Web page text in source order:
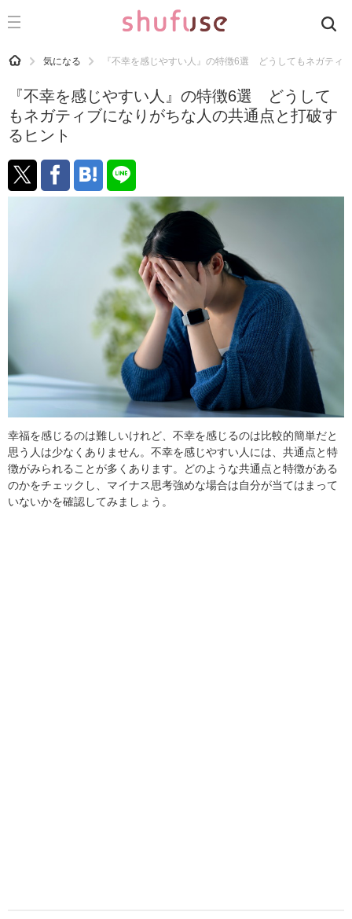
CATEGORY 記事カテゴリ
運気
洗濯
生活の知恵
お金
HOME 気になる 『不幸を感じやすい人』の特徴6選 どうしてもネガティ
『不幸を感じやすい人』の特徴6選 どうして
もネガティブになりがちな人の共通点と打破す
るヒント
幸福を感じるのは難しいけれど、不幸を感じるのは比較的簡単だと
思う人は少なくありません。不幸を感じやすい人には、共通点と特
徴がみられることが多くあります。どのような共通点と特徴がある
のかをチェックし、マイナス思考強めな場合は自分が当てはまって
いないかを確認してみましょう。